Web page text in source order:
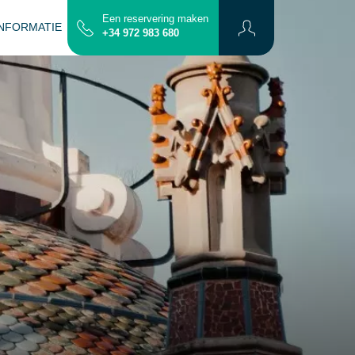
CONTACT PLATTERGROND
Een reservering maken
+34 972 983 680